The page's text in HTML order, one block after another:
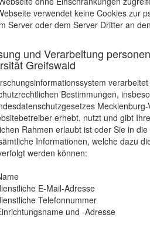
verwendet keine Cookies zur
Server oder dem Server Dritter an
und Verarbeitung
Greifswald
Bestimmungen,
erhebt, nutzt und gibt
Rahmen erlaubt ist oder Sie in
Informationen, welche dazu
werden können:
E-Mail-Adresse
Telefonnummer
und -Adresse